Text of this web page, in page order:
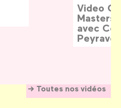
Toutes nos vidéos
Video
avec